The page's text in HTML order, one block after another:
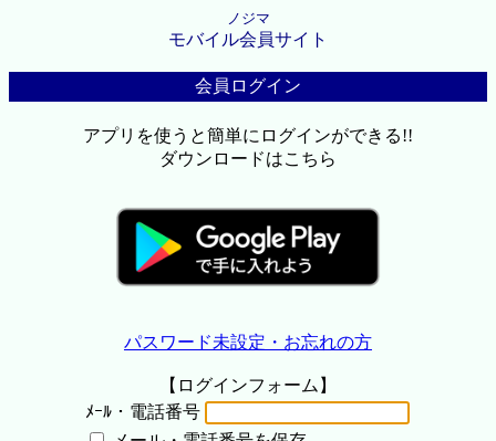
ノジマ
モバイル会員サイト
会員ログイン
アプリを使うと簡単にログインができる!!
ダウンロードはこちら
パスワード未設定・お忘れの方
【ログインフォーム】
ﾒｰﾙ・電話番号